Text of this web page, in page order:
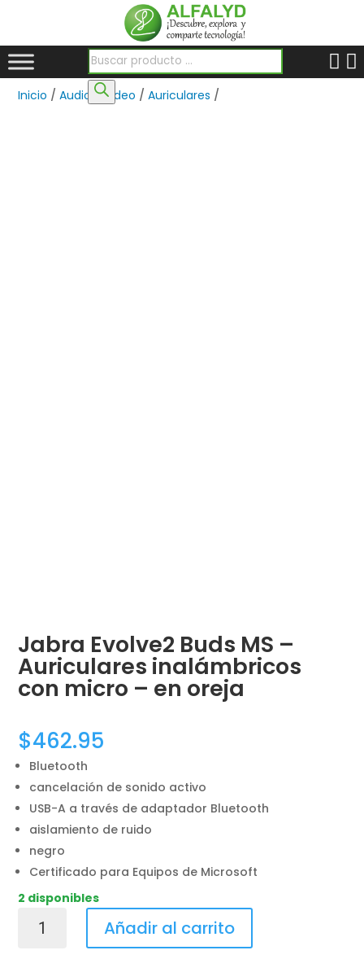
Búsqueda de productos
Inicio /Audio y Video /Auriculares /
Jabra Evolve2 Buds MS –
Auriculares inalámbricos
con micro – en oreja
$462.95
Bluetooth
cancelación de sonido activo
USB-A a través de adaptador Bluetooth
aislamiento de ruido
negro
Certificado para Equipos de Microsoft
2 disponibles
Evolve2
Añadir al carrito